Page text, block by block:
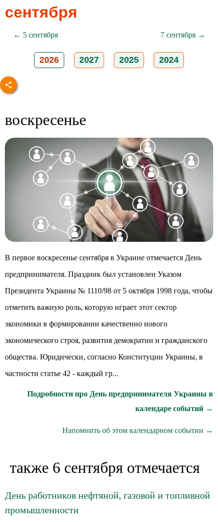
сентября
← 5 сентября 7 сентября →
2026 2027 2025 2024
воскресенье
В первое воскресенье сентября в Украине отмечается День
предпринимателя. Праздник был установлен Указом
Президента Украины № 1110/98 от 5 октября 1998 года, чтобы
отметить важную роль, которую играет этот сектор
экономики в формировании качественно нового
экономического строя, развития демократии и гражданского
общества. Юридически, согласно Конституции Украины, в
частности статье 42 - каждый гр...
Подробности про День предпринимателя Украины в
календаре событий →
Напомнить об этом календарном событии →
также 6 сентября отмечается
День работников нефтяной, газовой и топливной
промышленности